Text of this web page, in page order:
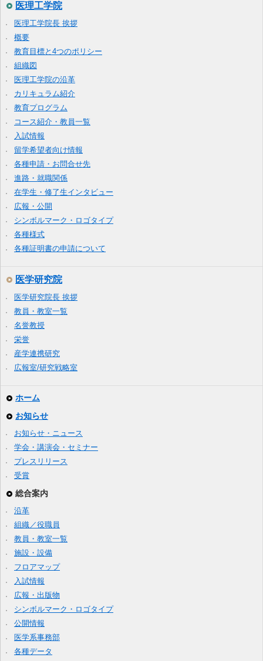
医理工学院
医理工学院長 挨拶
概要
教育目標と4つのポリシー
組織図
医理工学院の沿革
カリキュラム紹介
教育プログラム
コース紹介・教員一覧
入試情報
留学希望者向け情報
各種申請・お問合せ先
進路・就職関係
在学生・修了生インタビュー
広報・公開
シンボルマーク・ロゴタイプ
各種様式
各種証明書の申請について
医学研究院
医学研究院長 挨拶
教員・教室一覧
名誉教授
栄誉
産学連携研究
広報室/研究戦略室
ホーム
お知らせ
お知らせ・ニュース
学会・講演会・セミナー
プレスリリース
受賞
総合案内
沿革
組織／役職員
教員・教室一覧
施設・設備
フロアマップ
入試情報
広報・出版物
シンボルマーク・ロゴタイプ
公開情報
医学系事務部
各種データ